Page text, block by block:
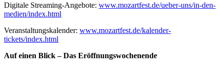
Digitale Streaming-Angebote: www.mozartfest.de/ueber-uns/in-den-
medien/index.html
Veranstaltungskalender: www.mozartfest.de/kalender-
tickets/index.html
Auf einen Blick – Das Eröffnungswochenende